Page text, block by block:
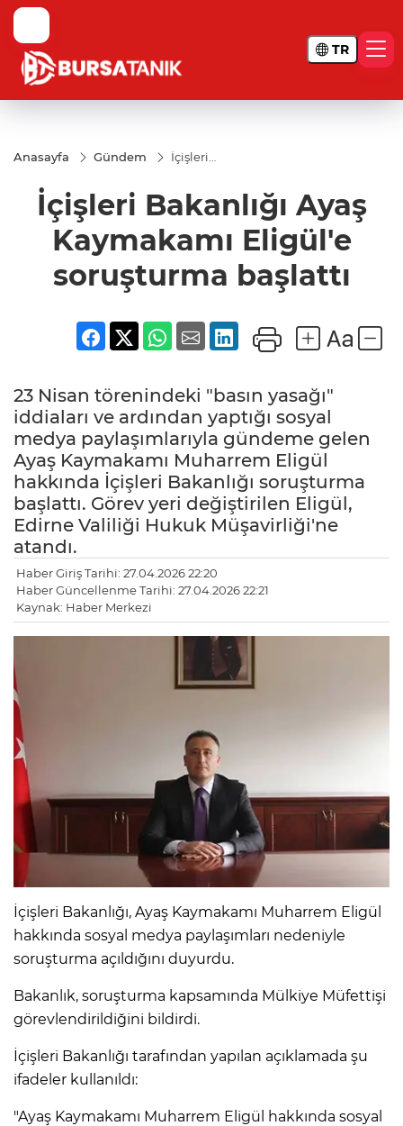
TR
Anasayfa Gündem
İçişleri
Kaymakamı
Eligül'e
başlattı
İçişleri Bakanlığı Ayaş
Kaymakamı Eligül'e
soruşturma başlattı
23 Nisan törenindeki "basın yasağı"
iddiaları ve ardından yaptığı sosyal
medya paylaşımlarıyla gündeme gelen
Ayaş Kaymakamı Muharrem Eligül
hakkında İçişleri Bakanlığı soruşturma
başlattı. Görev yeri değiştirilen Eligül,
Edirne Valiliği Hukuk Müşavirliği'ne
atandı.
Haber Giriş Tarihi: 27.04.2026 22:20
Haber Güncellenme Tarihi: 27.04.2026 22:21
Kaynak: Haber Merkezi
İçişleri Bakanlığı, Ayaş Kaymakamı Muharrem Eligül
hakkında sosyal medya paylaşımları nedeniyle
soruşturma açıldığını duyurdu.
Bakanlık, soruşturma kapsamında Mülkiye Müfettişi
görevlendirildiğini bildirdi.
İçişleri Bakanlığı tarafından yapılan açıklamada şu
ifadeler kullanıldı:
"Ayaş Kaymakamı Muharrem Eligül hakkında sosyal